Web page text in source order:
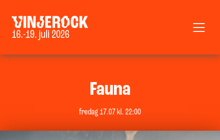
16.-19. juli 2026
Fauna
fredag 17.07 kl. 22:00